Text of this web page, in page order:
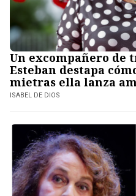
Un excompañero de
Esteban destapa
mietras ella lanza
ISABEL DE DIOS